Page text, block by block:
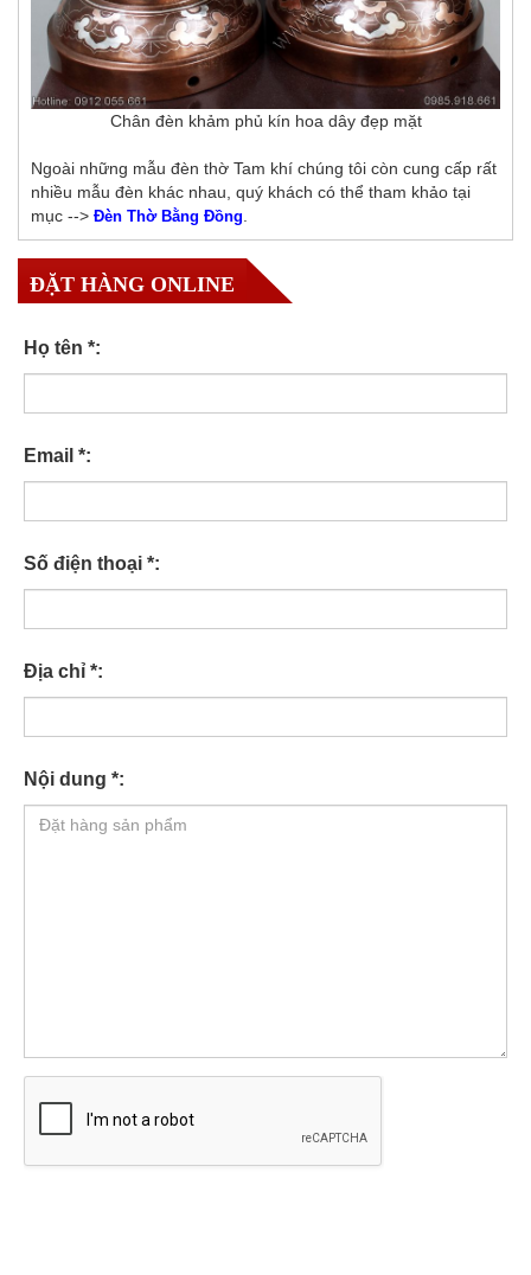
Chân đèn khảm phủ kín hoa dây đẹp mặt
Ngoài những mẫu đèn thờ Tam khí chúng tôi còn cung cấp rất
nhiều mẫu đèn khác nhau, quý khách có thể tham khảo tại
mục --> Đèn Thờ Bằng Đồng
ĐẶT HÀNG ONLINE
Họ tên *:
Email *:
Số điện thoại *:
Địa chỉ *:
Nội dung *: